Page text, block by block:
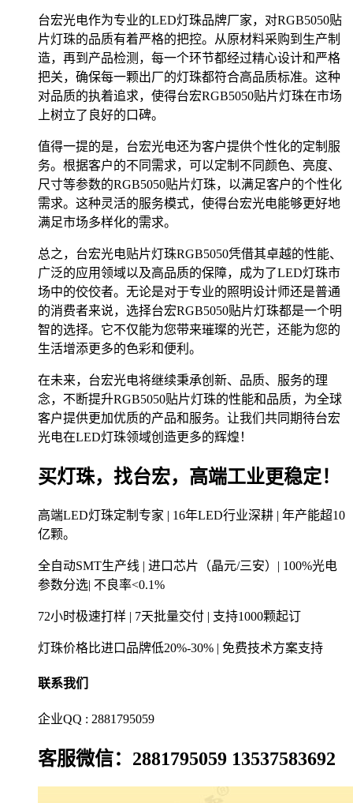
台宏光电作为专业的LED灯珠品牌厂家，对RGB5050贴
片灯珠的品质有着严格的把控。从原材料采购到生产制
造，再到产品检测，每一个环节都经过精心设计和严格
把关，确保每一颗出厂的灯珠都符合高品质标准。这种
对品质的执着追求，使得台宏RGB5050贴片灯珠在市场
上树立了良好的口碑。
值得一提的是，台宏光电还为客户提供个性化的定制服
务。根据客户的不同需求，可以定制不同颜色、亮度、
尺寸等参数的RGB5050贴片灯珠，以满足客户的个性化
需求。这种灵活的服务模式，使得台宏光电能够更好地
满足市场多样化的需求。
总之，台宏光电贴片灯珠RGB5050凭借其卓越的性能、
广泛的应用领域以及高品质的保障，成为了LED灯珠市
场中的佼佼者。无论是对于专业的照明设计师还是普通
的消费者来说，选择台宏RGB5050贴片灯珠都是一个明
智的选择。它不仅能为您带来璀璨的光芒，还能为您的
生活增添更多的色彩和便利。
在未来，台宏光电将继续秉承创新、品质、服务的理
念，不断提升RGB5050贴片灯珠的性能和品质，为全球
客户提供更加优质的产品和服务。让我们共同期待台宏
光电在LED灯珠领域创造更多的辉煌！
买灯珠，找台宏，高端工业更稳定！
高端LED灯珠定制专家 | 16年LED行业深耕 | 年产能超10
亿颗。
全自动SMT生产线 | 进口芯片（晶元/三安）| 100%光电
参数分选| 不良率<0.1%
72小时极速打样 | 7天批量交付 | 支持1000颗起订
灯珠价格比进口品牌低20%-30% | 免费技术方案支持
联系我们
企业QQ : 2881795059
客服微信：2881795059 13537583692